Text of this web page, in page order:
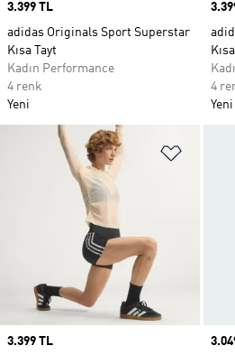
Price
3.399 TL
adidas Originals Sport Superstar
Kısa Tayt
Kadın Performance
4 renk
Yeni
4
Yeni
Favori
Price
3.399 TL